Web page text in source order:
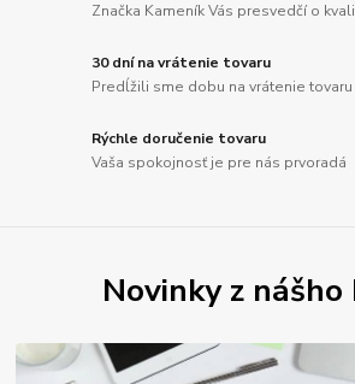
Značka Kameník Vás presvedčí o
30 dní na vrátenie tovaru
Predĺžili sme dobu na vrátenie tovaru
Rýchle doručenie tovaru
Vaša spokojnosť je pre nás prvoradá
Novinky z